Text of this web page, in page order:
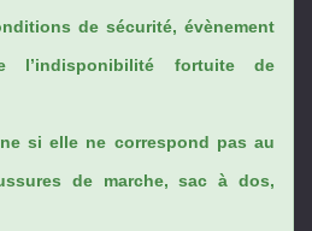
de sécurité, évènement
fortuite de
si elle ne correspond pas au
de marche, sac à dos,